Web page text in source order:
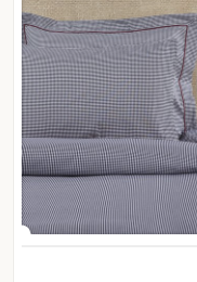
МАТЕРИАЛЫ
Бамбук Лен Макосатин
Сатин
Тенсель Хлопок
РАЗМЕРЫ
200x220 Семейный
ОТТЕНКИ:
Белый Голубой Желтый
Коричневый
Красный
Серый
Синий